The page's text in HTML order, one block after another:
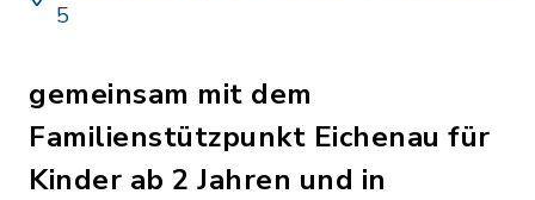
5
gemeinsam mit dem
Familienstützpunkt Eichenau für
Kinder ab 2 Jahren und in